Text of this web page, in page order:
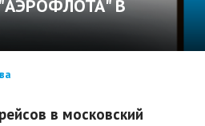
В
в московский